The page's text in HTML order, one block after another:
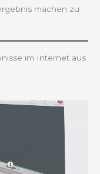
machen zu
im Internet aus